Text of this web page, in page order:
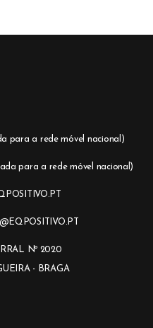
para a rede móvel nacional)
para a rede móvel nacional)
Nº 2020
- BRAGA